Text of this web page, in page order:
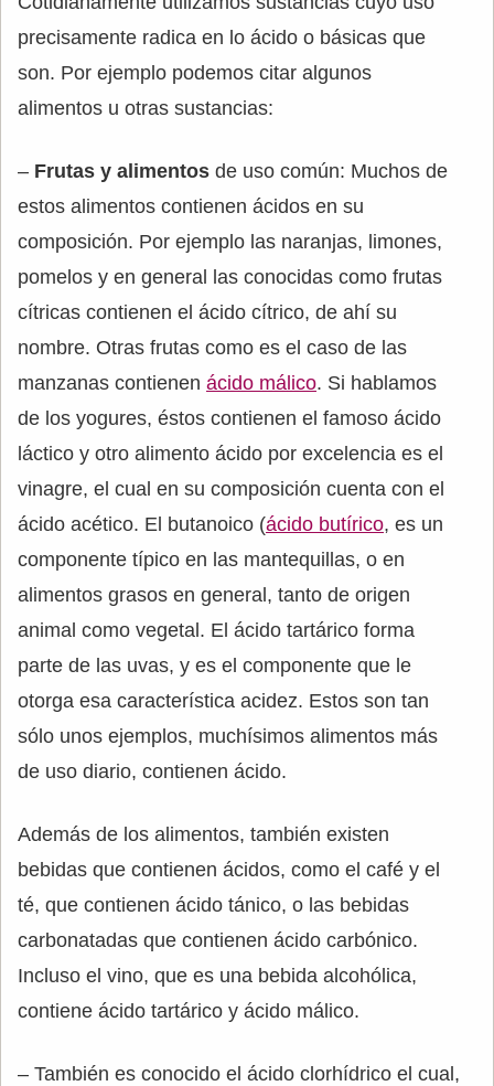
precisamente radica en lo ácido o básicas que
son. Por ejemplo podemos citar algunos
alimentos u otras sustancias:
– Frutas y alimentos de uso común: Muchos de
estos alimentos contienen ácidos en su
composición. Por ejemplo las naranjas, limones,
pomelos y en general las conocidas como frutas
cítricas contienen el ácido cítrico, de ahí su
nombre. Otras frutas como es el caso de las
manzanas contienen ácido málico. Si hablamos
de los yogures, éstos contienen el famoso ácido
láctico y otro alimento ácido por excelencia es el
vinagre, el cual en su composición cuenta con el
ácido acético. El butanoico (ácido butírico, es un
componente típico en las mantequillas, o en
alimentos grasos en general, tanto de origen
animal como vegetal. El ácido tartárico forma
parte de las uvas, y es el componente que le
otorga esa característica acidez. Estos son tan
sólo unos ejemplos, muchísimos alimentos más
de uso diario, contienen ácido.
Además de los alimentos, también existen
bebidas que contienen ácidos, como el café y el
té, que contienen ácido tánico, o las bebidas
carbonatadas que contienen ácido carbónico.
Incluso el vino, que es una bebida alcohólica,
contiene ácido tartárico y ácido málico.
– También es conocido el ácido clorhídrico el cual,